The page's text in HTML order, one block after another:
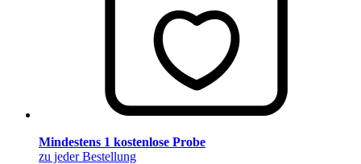
Mindestens 1 kostenlose Probe
zu jeder Bestellung